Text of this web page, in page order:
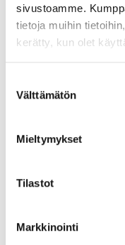
sivustoamme.
tietoja muihin
kerätty, kun olet
valinta
Välttämätön
Mieltymykset
Tilastot
Markkinointi